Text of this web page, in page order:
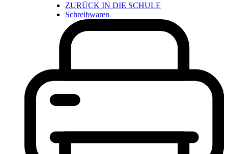
ZURÜCK IN DIE SCHULE
Schreibwaren